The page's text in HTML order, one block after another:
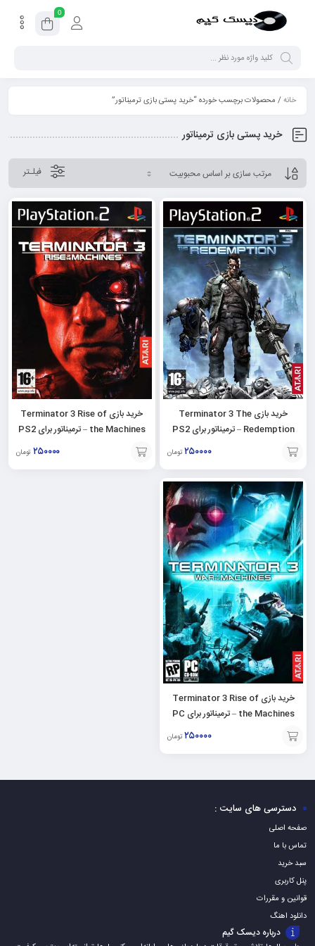
0
خانه/ محصولات برچسب خورده “خرید پستی بازی ترمیناتور”
خرید پستی بازی ترمیناتور
فیلـتر
خرید بازی Terminator 3 The
Redemption – ترمیناتور برای PS2
۲۵۰۰۰۰ تومان
افزودن
به
سبد
خرید بازی Terminator 3 Rise of
the Machines – ترمیناتور برای PS2
۲۵۰۰۰۰ تومان
افزودن
خرید بازی Terminator 3 Rise of
the Machines – ترمیناتور برای PC
۲۵۰۰۰۰ تومان
افزودن
به
دسترسی های سایت :
صفحه اصلی
تماس با ما
سبد خرید
پنل کاربری
قوانین و مقررات
دانلود اهنگ
درباره دیسک گیم